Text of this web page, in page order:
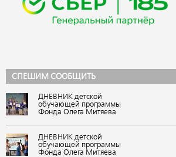
СПЕШИМ СООБЩИТЬ
ДНЕВНИК детской
обучающей программы
Фонда Олега Митяева
фестивале авторской
музыки и поэзии «U-235.
Новые песни» от проекта
«Школа Росатома» в ВДЦ
ДНЕВНИК детской
обучающей программы
Фонда Олега Митяева